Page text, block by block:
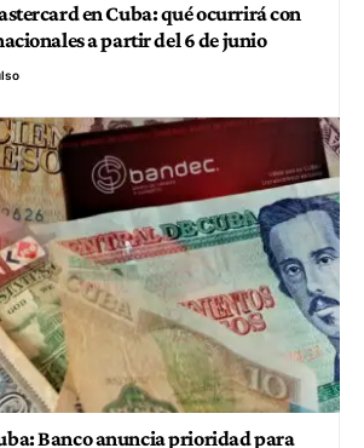
en Cuba: qué ocurrirá con
a partir del 6 de junio
Banco anuncia prioridad para